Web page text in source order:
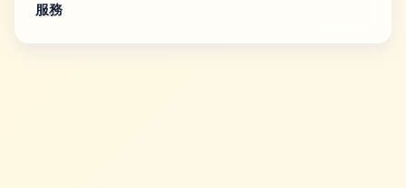
服務